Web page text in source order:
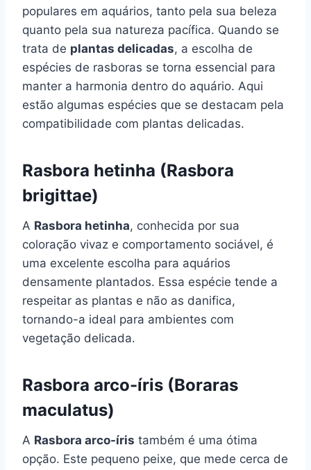
populares em aquários, tanto pela sua beleza
quanto pela sua natureza pacífica. Quando se
trata de plantas delicadas, a escolha de
espécies de rasboras se torna essencial para
manter a harmonia dentro do aquário. Aqui
estão algumas espécies que se destacam pela
compatibilidade com plantas delicadas.
Rasbora hetinha (Rasbora
brigittae)
A Rasbora hetinha, conhecida por sua
coloração vivaz e comportamento sociável, é
uma excelente escolha para aquários
densamente plantados. Essa espécie tende a
respeitar as plantas e não as danifica,
tornando-a ideal para ambientes com
vegetação delicada.
Rasbora arco-íris (Boraras
maculatus)
A Rasbora arco-íris também é uma ótima
opção. Este pequeno peixe, que mede cerca de